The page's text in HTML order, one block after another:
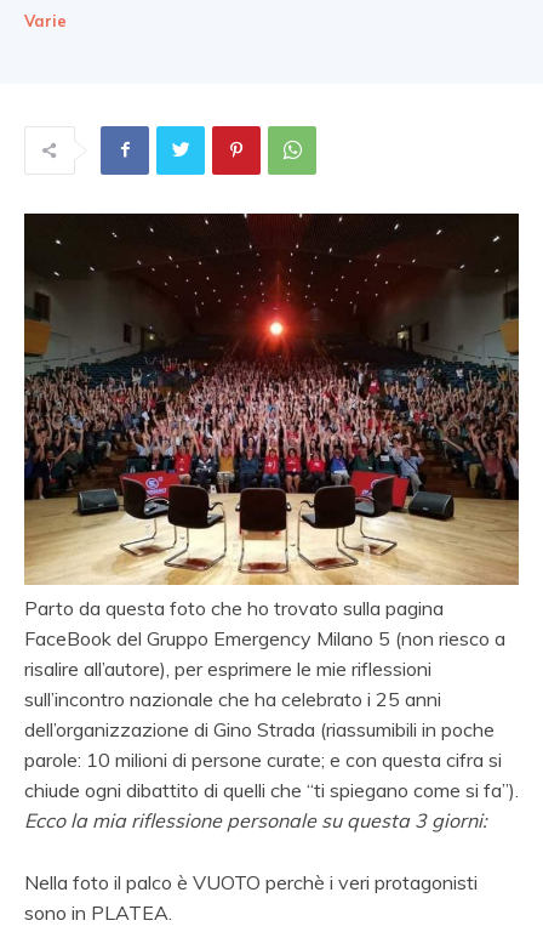
Varie
Parto da questa foto che ho trovato sulla pagina
FaceBook del Gruppo Emergency Milano 5 (non riesco a
risalire all’autore), per esprimere le mie riflessioni
sull’incontro nazionale che ha celebrato i 25 anni
dell’organizzazione di Gino Strada (riassumibili in poche
parole: 10 milioni di persone curate; e con questa cifra si
chiude ogni dibattito di quelli che “ti spiegano come si fa”).
Ecco la mia riflessione personale su questa 3 giorni:
Nella foto il palco è VUOTO perchè i veri protagonisti
sono in PLATEA.